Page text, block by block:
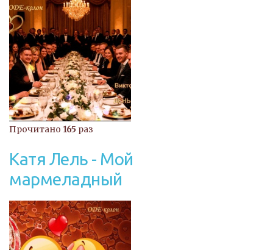
Прочитано 165 раз
Катя Лель - Мой
мармеладный